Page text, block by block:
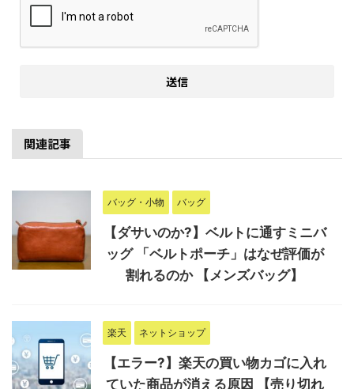
関連記事
バッグ・小物 バッグ
【ダサいのか?】ベルトに通すミニバ
ッグ 「ベルトポーチ」はなぜ評価が
割れるのか 【メンズバッグ】
楽天 ネットショップ
【エラー?】楽天の買い物カゴに入れ
ていた商品が消える原因 【売り切れ